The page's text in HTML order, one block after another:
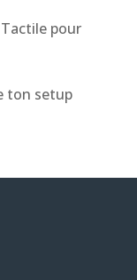
Tactile pour
ton setup